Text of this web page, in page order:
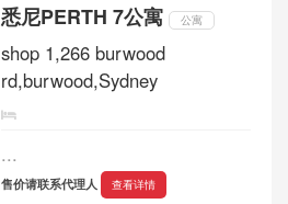
生活豐富多彩！近于CBD，
Northbridge，Subiaco和East
Perth，購物中心...
悉尼PERTH 7公寓 公寓
shop 1,266 burwood
rd,burwood,Sydney
...
售价请联系代理人 查看详情